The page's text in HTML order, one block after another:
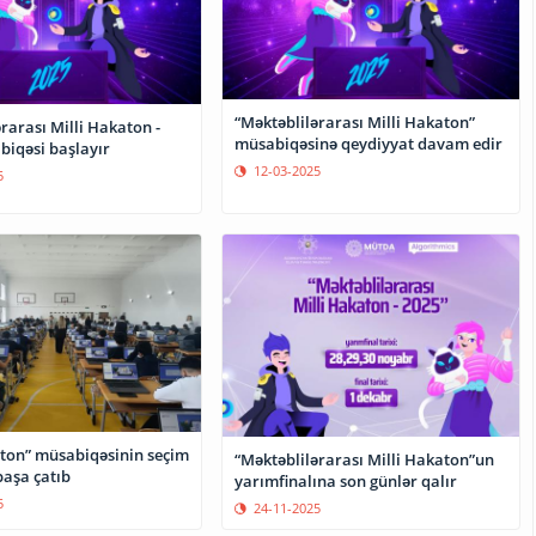
Milli Hakaton -
başlayır
“Məktəblilərarası Milli Hakaton”
müsabiqəsinə qeydiyyat davam edir
12-03-2025
müsabiqəsinin seçim
çatıb
“Məktəblilərarası Milli Hakaton”un
yarımfinalına son günlər qalır
24-11-2025